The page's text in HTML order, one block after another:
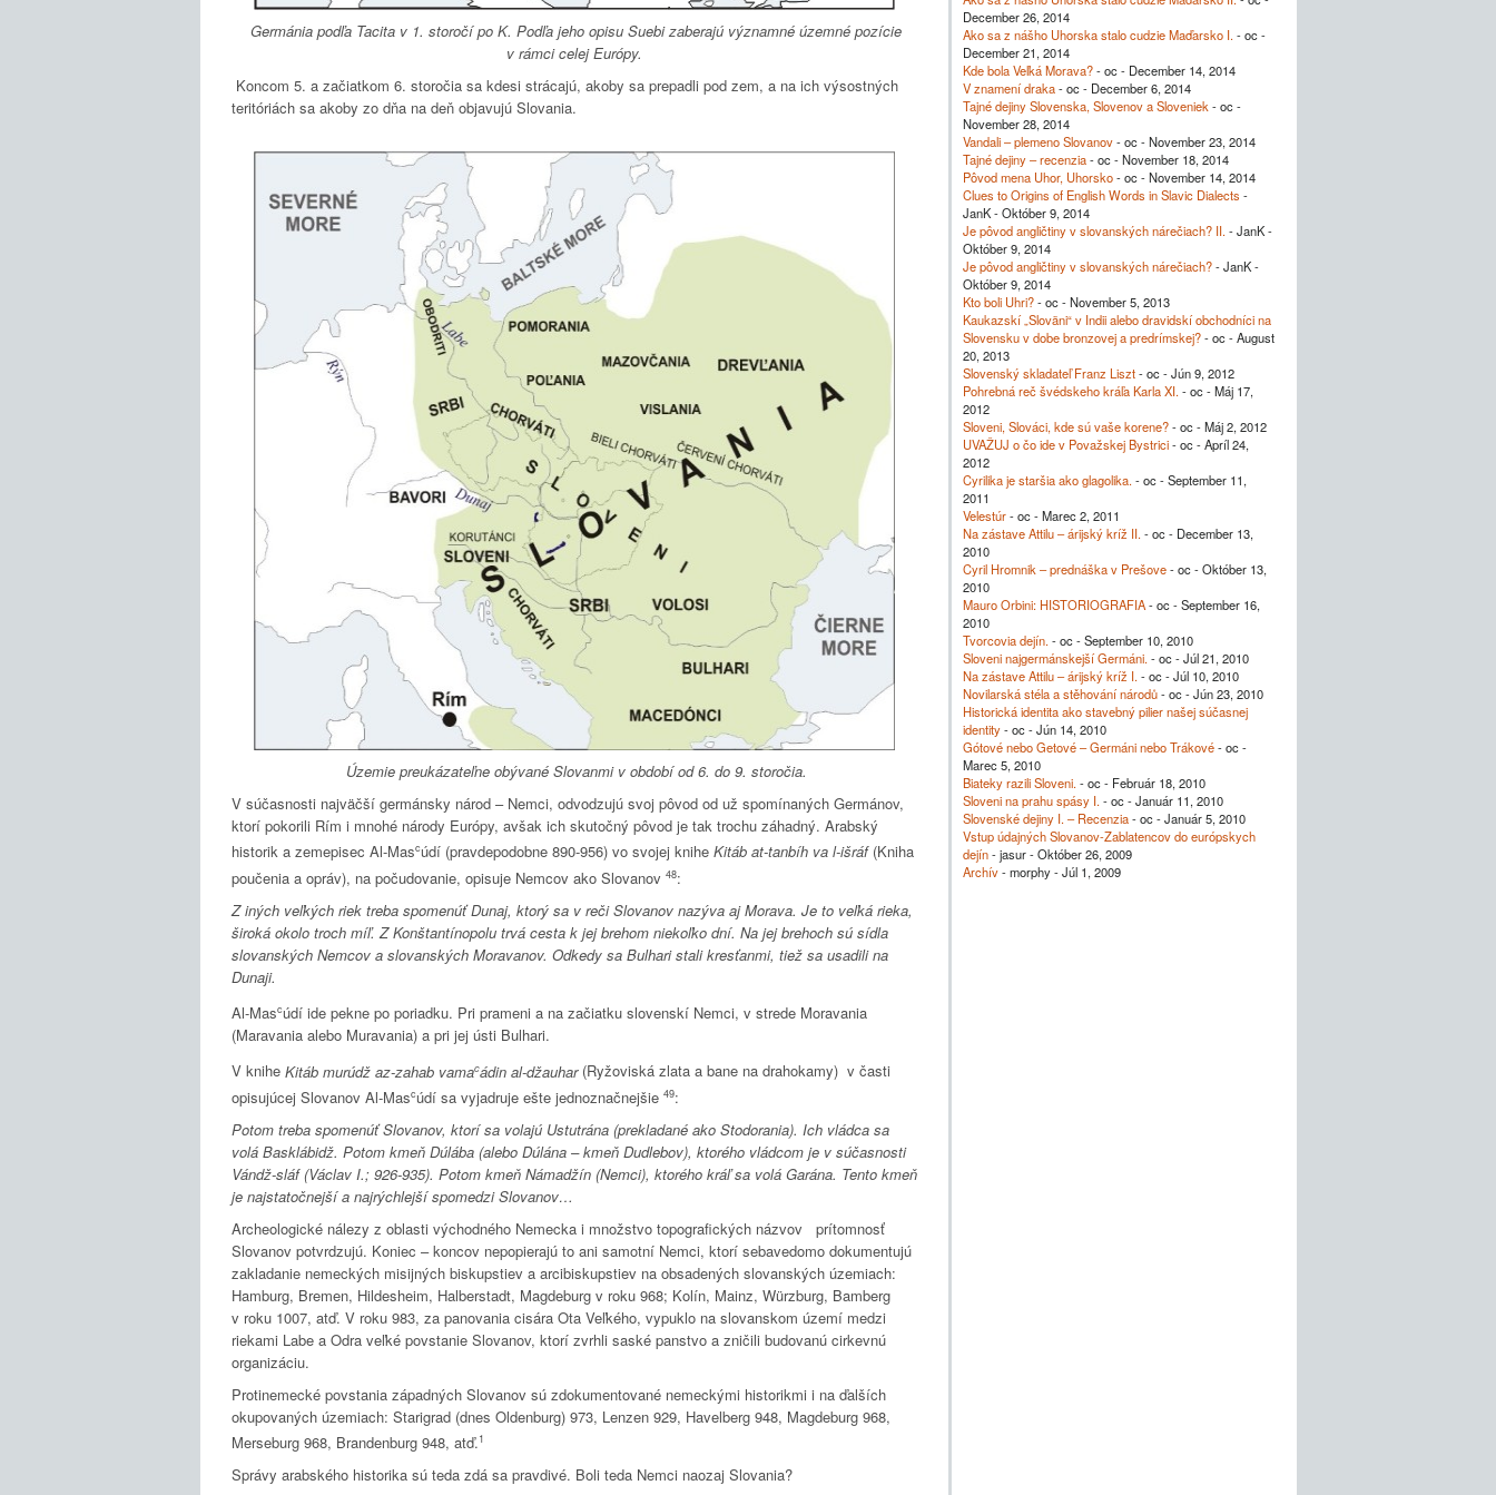
Germánia podľa Tacita v 1. storočí po K. Podľa jeho opisu Suebi zaberajú významné územné pozície
v rámci celej Európy.
Koncom 5. a začiatkom 6. storočia sa kdesi strácajú, akoby sa prepadli pod zem, a na ich výsostných
teritóriách sa akoby zo dňa na deň objavujú Slovania.
Územie preukázateľne obývané Slovanmi v období od 6. do 9. storočia.
V súčasnosti najväčší germánsky národ – Nemci, odvodzujú svoj pôvod od už spomínaných Germánov,
ktorí pokorili Rím i mnohé národy Európy, avšak ich skutočný pôvod je tak trochu záhadný. Arabský
historik a zemepisec Al-Mascúdí (pravdepodobne 890-956) vo svojej knihe Kitáb at-tanbíh va l-išráf(Kniha
poučenia a opráv), na počudovanie, opisuje Nemcov ako Slovanov 48:
Z iných veľkých riek treba spomenúť Dunaj, ktorý sa v reči Slovanov nazýva aj Morava. Je to veľká rieka,
široká okolo troch míľ. Z Konštantínopolu trvá cesta k jej brehom niekoľko dní. Na jej brehoch sú sídla
slovanských Nemcov a slovanských Moravanov. Odkedy sa Bulhari stali kresťanmi, tiež sa usadili na
Dunaji.
Al-Mascúdí ide pekne po poriadku. Pri prameni a na začiatku slovenskí Nemci, v strede Moravania
(Maravania alebo Muravania) a pri jej ústi Bulhari.
V knihe Kitáb murúdž az-zahab vamacádin al-džauhar(Ryžoviská zlata a bane na drahokamy) v časti
opisujúcej Slovanov Al-Mascúdí sa vyjadruje ešte jednoznačnejšie 49:
Potom treba spomenúť Slovanov, ktorí sa volajú Ustutrána (prekladané ako Stodorania). Ich vládca sa
volá Basklábidž. Potom kmeň Dúlába (alebo Dúlána – kmeň Dudlebov), ktorého vládcom je v súčasnosti
Vándž-sláf (Václav I.; 926-935). Potom kmeň Námadžín (Nemci), ktorého kráľ sa volá Garána. Tento kmeň
je najstatočnejší a najrýchlejší spomedzi Slovanov…
Archeologické nálezy z oblasti východného Nemecka i množstvo topografických názvov prítomnosť
Slovanov potvrdzujú. Koniec – koncov nepopierajú to ani samotní Nemci, ktorí sebavedomo dokumentujú
zakladanie nemeckých misijných biskupstiev a arcibiskupstiev na obsadených slovanských územiach:
Hamburg, Bremen, Hildesheim, Halberstadt, Magdeburg v roku 968; Kolín, Mainz, Würzburg, Bamberg
v roku 1007, atď. V roku 983, za panovania cisára Ota Veľkého, vypuklo na slovanskom území medzi
riekami Labe a Odra veľké povstanie Slovanov, ktorí zvrhli saské panstvo a zničili budovanú cirkevnú
organizáciu.
Protinemecké povstania západných Slovanov sú zdokumentované nemeckými historikmi i na ďalších
okupovaných územiach: Starigrad (dnes Oldenburg) 973, Lenzen 929, Havelberg 948, Magdeburg 968,
Merseburg 968, Brandenburg 948, atď.1
Správy arabského historika sú teda zdá sa pravdivé. Boli teda Nemci naozaj Slovania?
December 26, 2014
Ako sa z nášho Uhorska stalo cudzie Maďarsko I. - oc -
December 21, 2014
Kde bola Veľká Morava?- oc - December 14, 2014
V znamení draka- oc - December 6, 2014
Tajné dejiny Slovenska, Slovenov a Sloveniek - oc -
November 28, 2014
Vandali – plemeno Slovanov- oc - November 23, 2014
Tajné dejiny – recenzia- oc - November 18, 2014
Pôvod mena Uhor, Uhorsko- oc - November 14, 2014
Clues to Origins of English Words in Slavic Dialects -
JanK - Október 9, 2014
Je pôvod angličtiny v slovanských nárečiach? II. - JanK -
Október 9, 2014
Je pôvod angličtiny v slovanských nárečiach?- JanK -
Október 9, 2014
Kto boli Uhri?- oc - November 5, 2013
Kaukazskí „Sloväni“ v Indii alebo dravidskí obchodníci na
Slovensku v dobe bronzovej a predrímskej?- oc - August
20, 2013
Slovenský skladateľ Franz Liszt- oc - Jún 9, 2012
Pohrebná reč švédskeho kráľa Karla XI. - oc - Máj 17,
2012
Sloveni, Slováci, kde sú vaše korene?- oc - Máj 2, 2012
UVAŽUJ o čo ide v Považskej Bystrici- oc - Apríl 24,
2012
Cyrilika je staršia ako glagolika. - oc - September 11,
2011
Velestúr- oc - Marec 2, 2011
Na zástave Attilu – árijský kríž II. - oc - December 13,
2010
Cyril Hromnik – prednáška v Prešove- oc - Október 13,
2010
Mauro Orbini: HISTORIOGRAFIA- oc - September 16,
2010
Tvorcovia dejín. - oc - September 10, 2010
Sloveni najgermánskejší Germáni. - oc - Júl 21, 2010
Na zástave Attilu – árijský kríž I. - oc - Júl 10, 2010
Novilarská stéla a stěhování národů- oc - Jún 23, 2010
Historická identita ako stavebný pilier našej súčasnej
identity- oc - Jún 14, 2010
Gótové nebo Getové – Germáni nebo Trákové- oc -
Marec 5, 2010
Biateky razili Sloveni. - oc - Február 18, 2010
Sloveni na prahu spásy I. - oc - Január 11, 2010
Slovenské dejiny I. – Recenzia- oc - Január 5, 2010
Vstup údajných Slovanov-Zablatencov do európskych
dejín- jasur - Október 26, 2009
Archív- morphy - Júl 1, 2009